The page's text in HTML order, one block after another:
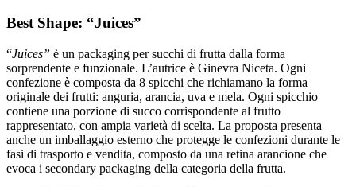
Best Shape: “Juices”
“Juices” è un packaging per succhi di frutta dalla forma
sorprendente e funzionale. L’autrice è Ginevra Niceta. Ogni
confezione è composta da 8 spicchi che richiamano la forma
originale dei frutti: anguria, arancia, uva e mela. Ogni spicchio
contiene una porzione di succo corrispondente al frutto
rappresentato, con ampia varietà di scelta. La proposta presenta
anche un imballaggio esterno che protegge le confezioni durante le
fasi di trasporto e vendita, composto da una retina arancione che
evoca i secondary packaging della categoria della frutta.